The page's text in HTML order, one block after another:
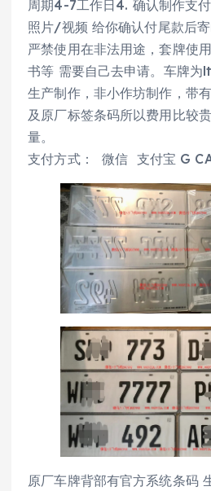
周期4-7工作日4. 确认制作支
照片/视频 给你确认付尾款
严禁使用在非法用途，套牌使
书等 需要自己去申请。车牌为
生产制作，非小作坊制作，带
及原厂标签条码所以费用比较
量。
支付方式： 微信 支付宝 G
原厂车牌背部有官方系统条码